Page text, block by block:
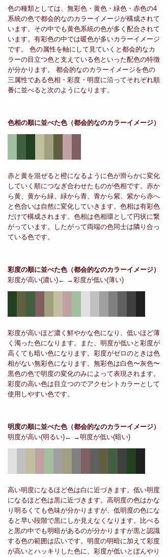
色の種類としては、無彩色・黄色・緑色・赤色の4
系統の色で都会的なのカラーイメージが構成されて
います。その中でも黄色系統の色が多く配合されて
います。有彩色の中では暖色が多いカラーイメージ
です。 色の属性を軸にして見ていくと都会的なカ
ラーの目立つ色と支えている色といった配色の特徴
が分かります。 都会的なのカラーイメージを色の
三属性である色相・彩度・明度に沿ってそれぞれ順
番に並べると次のようになります。
色相の順に並べた色（都会的なのカラーイメージ）
赤と黄を混ぜると橙になるように色が滑らかに変化
していく順につなぎ合わせたものが色相です。赤か
ら黄、黄から緑、緑から青、青から紫、紫から赤へ
と色合いは自然に変化していきます。色相は有彩色
だけで構成されます。色相は色相環として円状に繋
がっています。したがって両端の色同士は隣り合っ
ている色です。
彩度の順に並べた色（都会的なのカラーイメージ）
彩度が高い(濃い)← →彩度が低い(薄い)
彩度が高いほど濃く鮮やかな色になり、低いほど薄
く濁った色になります。また、明度が低いと彩度が
高くても暗い色になります。彩度がゼロのときは色
相がない無彩色になります。無彩色は白色〜灰色〜
黒色の色で明度の変化のみによって表現されます。
彩度の高い色は目立つのでアクセントカラーとして
使用しやすい色です。
明度の順に並べた色（都会的なのカラーイメージ）
明度が高い(明るい)← →明度が低い(暗い)
高い明度になるほど色は白に近づきます。低い明度
になるほど色は黒に近づきます。高明度の色はかな
り明るくても色味が分かりますが、低明度の色にな
ると早い段階で黒にしか見えなくなります。比べる
と黒の中でも明暗があるのが分かりますが黒と認識
する色の範囲は広いです。明度の明暗に加えて彩度
が高いとハッキリした色に、彩度が低いとぼんやり